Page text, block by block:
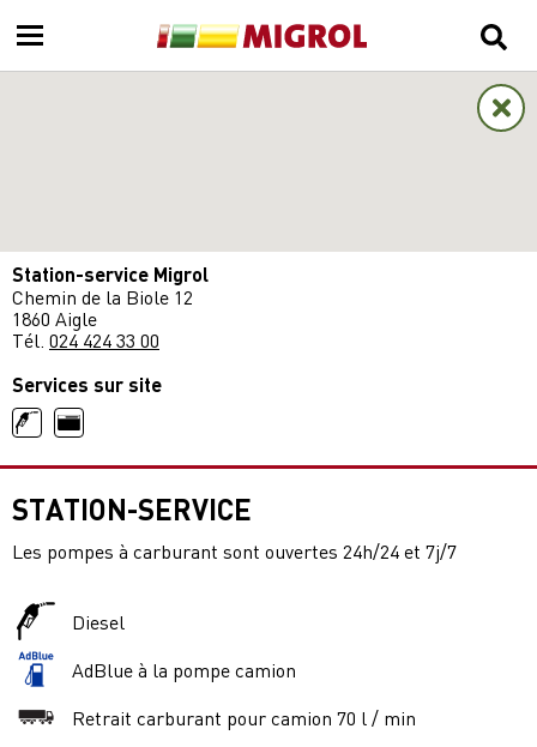
Station-service Migrol
Chemin de la Biole 12
1860 Aigle
Tél. 024 424 33 00
Services sur site
STATION-SERVICE
Les pompes à carburant sont ouvertes 24h/24 et 7j/7
Diesel
AdBlue à la pompe camion
Retrait carburant pour camion 70 l / min